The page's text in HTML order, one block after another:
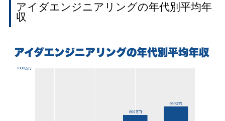
アイダエンジニアリングの年代別平均年
収